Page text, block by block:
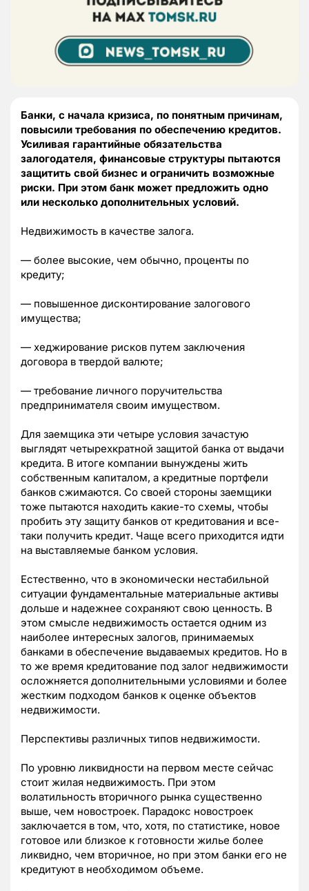
Банки, с начала кризиса, по понятным причинам,
повысили требования по обеспечению кредитов.
Усиливая гарантийные обязательства
залогодателя, финансовые структуры пытаются
защитить свой бизнес и ограничить возможные
риски. При этом банк может предложить одно
или несколько дополнительных условий.
Недвижимость в качестве залога.
— более высокие, чем обычно, проценты по
кредиту;
— повышенное дисконтирование залогового
имущества;
— хеджирование рисков путем заключения
договора в твердой валюте;
— требование личного поручительства
предпринимателя своим имуществом.
Для заемщика эти четыре условия зачастую
выглядят четырехкратной защитой банка от выдачи
кредита. В итоге компании вынуждены жить
собственным капиталом, а кредитные портфели
банков сжимаются. Со своей стороны заемщики
тоже пытаются находить какие-то схемы, чтобы
пробить эту защиту банков от кредитования и все-
таки получить кредит. Чаще всего приходится идти
на выставляемые банком условия.
Естественно, что в экономически нестабильной
ситуации фундаментальные материальные активы
дольше и надежнее сохраняют свою ценность. В
этом смысле недвижимость остается одним из
наиболее интересных залогов, принимаемых
банками в обеспечение выдаваемых кредитов. Но в
то же время кредитование под залог недвижимости
осложняется дополнительными условиями и более
жестким подходом банков к оценке объектов
недвижимости.
Перспективы различных типов недвижимости.
По уровню ликвидности на первом месте сейчас
стоит жилая недвижимость. При этом
волатильность вторичного рынка существенно
выше, чем новостроек. Парадокс новостроек
заключается в том, что, хотя, по статистике, новое
готовое или близкое к готовности жилье более
ликвидно, чем вторичное, но при этом банки его не
кредитуют в необходимом объеме.